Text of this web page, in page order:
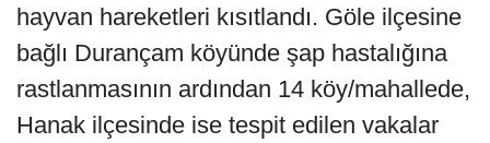
hayvan hareketleri kısıtlandı. Göle ilçesine
bağlı Durançam köyünde şap hastalığına
rastlanmasının ardından 14 köy/mahallede,
Hanak ilçesinde ise tespit edilen vakalar